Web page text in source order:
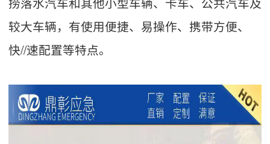
较大车辆，有使用便捷、易操作、携带方便、
快//速配置等特点。